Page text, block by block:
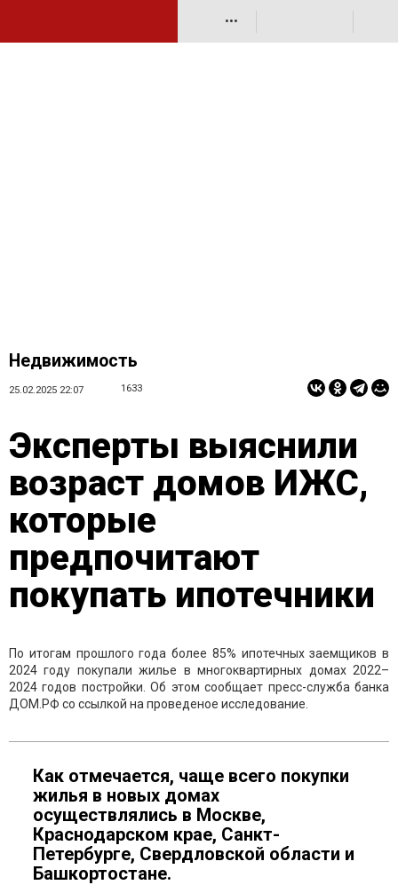
•••
Недвижимость
25.02.2025 22:07 1633
Эксперты выяснили
возраст домов ИЖС,
которые
предпочитают
покупать ипотечники
По итогам прошлого года более 85% ипотечных заемщиков в
2024 году покупали жилье в многоквартирных домах 2022–
2024 годов постройки. Об этом сообщает пресс-служба банка
ДОМ.РФ со ссылкой на проведеное исследование.
Как отмечается, чаще всего покупки
жилья в новых домах
осуществлялись в Москве,
Краснодарском крае, Санкт-
Петербурге, Свердловской области и
Башкортостане.